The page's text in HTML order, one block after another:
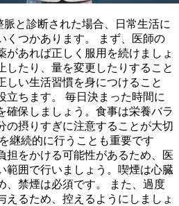
脈と診断された場合、日常生活に
つかあります。
まず、医師の
があれば正しく服用を続けましょ
したり、量を変更したりすること
しい生活習慣を身につけること
ちます。
毎日決まった時間に
確保しましょう。食事は栄養バラ
の摂りすぎに注意することが大切
継続的に行うことも重要です
担をかける可能性があるため、医
囲で行いましょう。 喫煙は心臓
禁煙は必須です。
また、過度
えるため、控えるようにしましょ